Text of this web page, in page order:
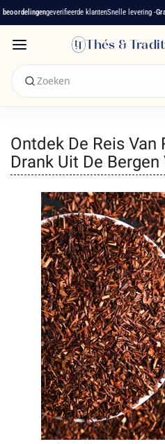
geverifieerde klantenSnelle levering -
Thés &
Ontdek De Reis Van
Drank Uit De Bergen